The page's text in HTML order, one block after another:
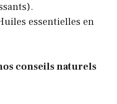
essentielles en
conseils naturels